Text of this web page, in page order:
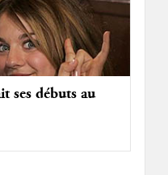
ses débuts au